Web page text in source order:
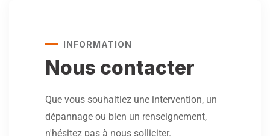
INFORMATION
Nous contacter
Que vous souhaitiez une intervention, un
dépannage ou bien un renseignement,
n'hésitez pas à nous solliciter.